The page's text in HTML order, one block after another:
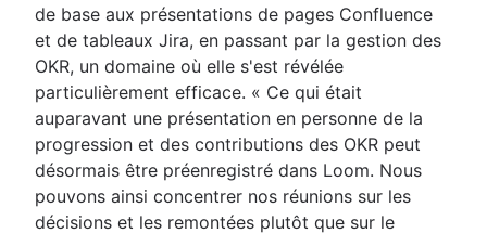
de base aux présentations de pages Confluence
et de tableaux Jira, en passant par la gestion des
OKR, un domaine où elle s'est révélée
particulièrement efficace. « Ce qui était
auparavant une présentation en personne de la
progression et des contributions des OKR peut
désormais être préenregistré dans Loom. Nous
pouvons ainsi concentrer nos réunions sur les
décisions et les remontées plutôt que sur le